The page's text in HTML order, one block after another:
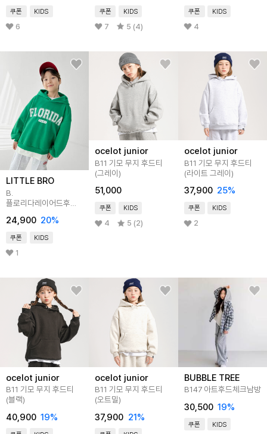
쿠폰 KIDS
6
쿠폰 KIDS
7 5 (4)
쿠폰 KIDS
4
LITTLE BRO
B.
플로리다레이어드후드티
[티셔츠BFCK716A]
24,900 20%
쿠폰 KIDS
1
ocelot junior
B11 기모 무지 후드티
(그레이)
51,000
쿠폰 KIDS
4 5 (2)
ocelot junior
B11 기모 무지 후드티
(라이트 그레이)
37,900 25%
쿠폰 KIDS
2
ocelot junior
B11 기모 무지 후드티
(블랙)
40,900 19%
ocelot junior
B11 기모 무지 후드티
(오트밀)
37,900 21%
BUBBLE TREE
B147 아트후드체크남방
30,500 19%
쿠폰 KIDS